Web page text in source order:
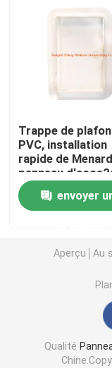
Accessoires de
couverture de
Trappe en acier
Panneau
Bride de clip à
fil d'acier
Trappe de
PVC, installation
rapide de
panneau
cloison sèche
sécurité à la
envoyer
Aperçu Au
Qualité